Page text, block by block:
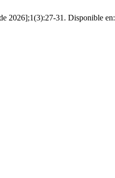
2026];1(3):27-31. Disponible en: